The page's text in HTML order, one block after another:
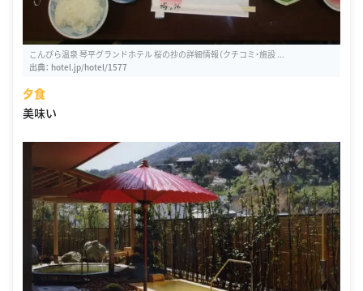
こんぴら温泉 琴平グランドホテル 桜の抄の詳細情報（クチコミ・施設 ...
出典： hotel.jp/hotel/1577
夕食
美味い